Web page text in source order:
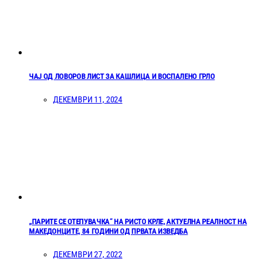
ЧАЈ ОД ЛОВОРОВ ЛИСТ ЗА КАШЛИЦА И ВОСПАЛЕНО ГРЛО
ДЕКЕМВРИ 11, 2024
„ПАРИТЕ СЕ ОТЕПУВАЧКА“ НА РИСТО КРЛЕ, АКТУЕЛНА РЕАЛНОСТ НА
МАКЕДОНЦИТЕ, 84 ГОДИНИ ОД ПРВАТА ИЗВЕДБА
ДЕКЕМВРИ 27, 2022